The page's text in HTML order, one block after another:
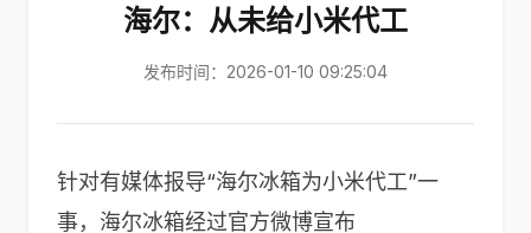
海尔：从未给小米代工
发布时间：2026-01-10 09:25:04
针对有媒体报导“海尔冰箱为小米代工”一
事，海尔冰箱经过官方微博宣布